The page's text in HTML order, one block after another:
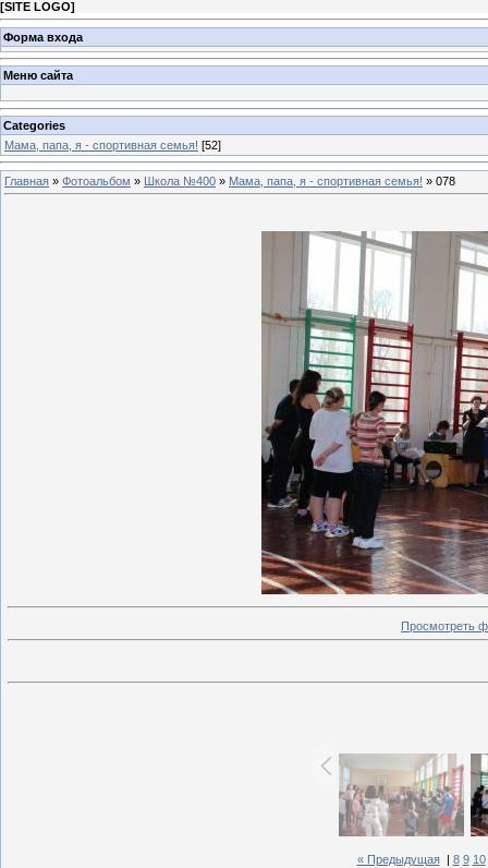
[SITE LOGO]
Форма входа
Меню сайта
Categories
Мама, папа, я - спортивная семья! [52]
Главная » Фотоальбом » Школа №400 » Мама, папа, я - спортивная семья! » 078
Просмотреть
« Предыдущая| 8 9 10